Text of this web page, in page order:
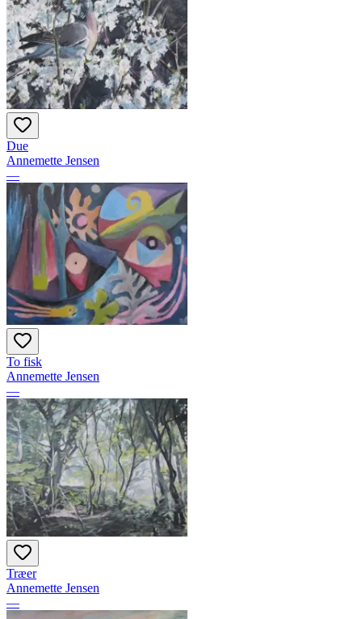
Due
Annemette Jensen
—
To fisk
Annemette Jensen
—
Træer
Annemette Jensen
—